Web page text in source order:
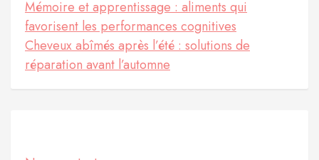
t
Mémoire et apprentissage : aliments qui
favorisent les performances cognitives
Cheveux abîmés après l’été : solutions de
réparation avant l’automne